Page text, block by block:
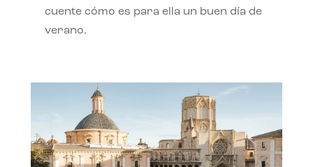
cuente cómo es para ella un buen día de
verano.